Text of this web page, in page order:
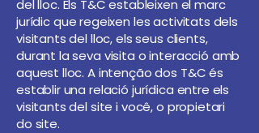
del lloc. Els T&C estableixen el marc
jurídic que regeixen les activitats dels
visitants del lloc, els seus clients,
durant la seva visita o interacció amb
aquest lloc. A intenção dos T&C és
establir una relació jurídica entre els
visitants del site i você, o propietari
do site.